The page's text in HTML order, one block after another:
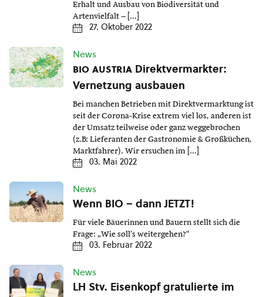
Erhalt und Ausbau von Biodiversität und
Artenvielfalt – […]
27. Oktober 2022
News
bio austria Direktvermarkter:
Vernetzung ausbauen
Bei manchen Betrieben mit Direktvermarktung ist
seit der Corona-Krise extrem viel los, anderen ist
der Umsatz teilweise oder ganz weggebrochen
(z.B: Lieferanten der Gastronomie & Großküchen,
Marktfahrer). Wir ersuchen im […]
03. Mai 2022
News
Wenn BIO – dann JETZT!
Für viele Bäuerinnen und Bauern stellt sich die
Frage: „Wie soll’s weitergehen?“
03. Februar 2022
News
LH Stv. Eisenkopf gratulierte im